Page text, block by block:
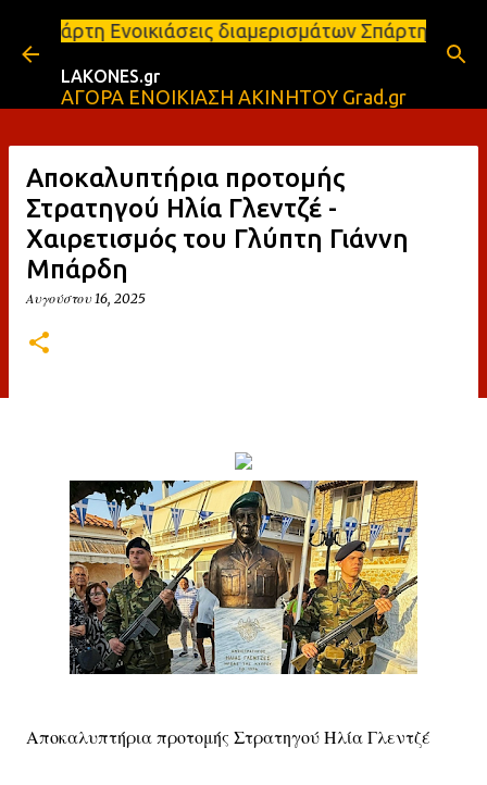
Μετάβαση στο κύριο περιεχόμενο
διαμερισμάτων Σπάρτη και Λακωνία
LAKONES.gr
ΑΓΟΡΑ ΕΝΟΙΚΙΑΣΗ ΑΚΙΝΗΤΟΥ Grad.gr
Αποκαλυπτήρια προτομής
Στρατηγού Ηλία Γλεντζέ -
Χαιρετισμός του Γλύπτη Γιάννη
Μπάρδη
Αυγούστου 16, 2025
Αποκαλυπτήρια προτομής Στρατηγού Ηλία Γλεντζέ